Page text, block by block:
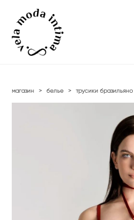
магазин > белье > трусики